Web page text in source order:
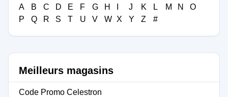
A B C D E F G H J K L M N
O
P
Q R S T U V W X Y Z #
Meilleurs magasins
Code Promo Celestron